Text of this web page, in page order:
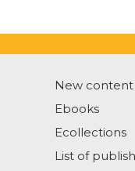
New content
Ebooks
Ecollections
List of